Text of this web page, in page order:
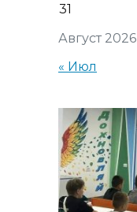
Август 2026
31
« Июл